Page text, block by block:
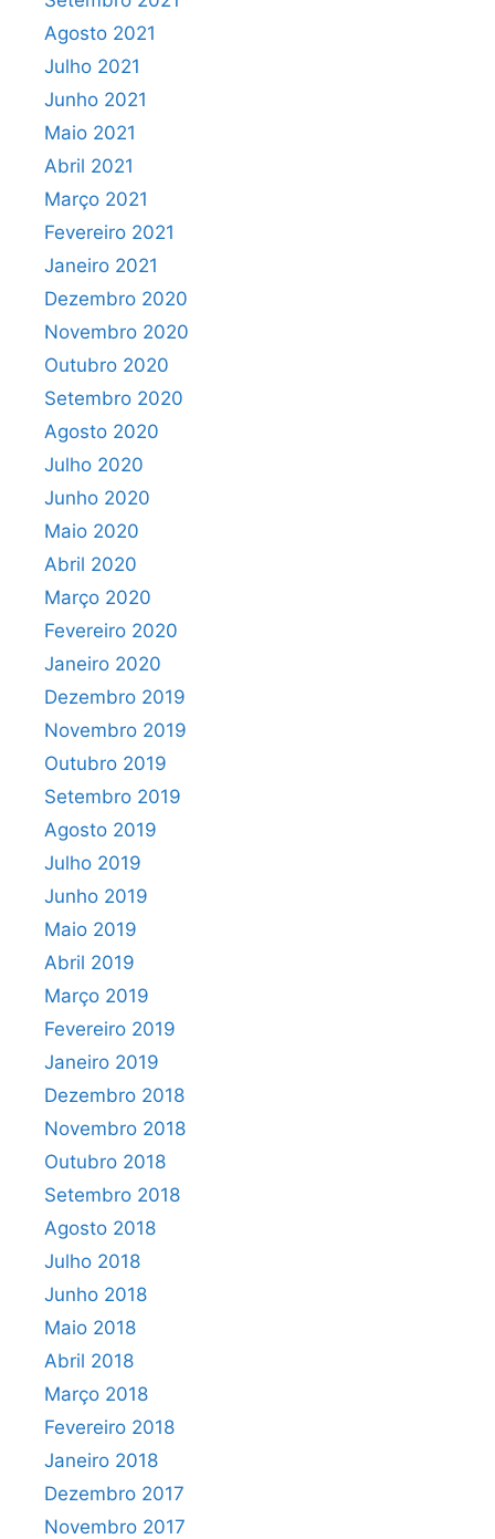
Agosto 2021
Julho 2021
Junho 2021
Maio 2021
Abril 2021
Março 2021
Fevereiro 2021
Janeiro 2021
Dezembro 2020
Novembro 2020
Outubro 2020
Setembro 2020
Agosto 2020
Julho 2020
Junho 2020
Maio 2020
Abril 2020
Março 2020
Fevereiro 2020
Janeiro 2020
Dezembro 2019
Novembro 2019
Outubro 2019
Setembro 2019
Agosto 2019
Julho 2019
Junho 2019
Maio 2019
Abril 2019
Março 2019
Fevereiro 2019
Janeiro 2019
Dezembro 2018
Novembro 2018
Outubro 2018
Setembro 2018
Agosto 2018
Julho 2018
Junho 2018
Maio 2018
Abril 2018
Março 2018
Fevereiro 2018
Janeiro 2018
Dezembro 2017
Novembro 2017